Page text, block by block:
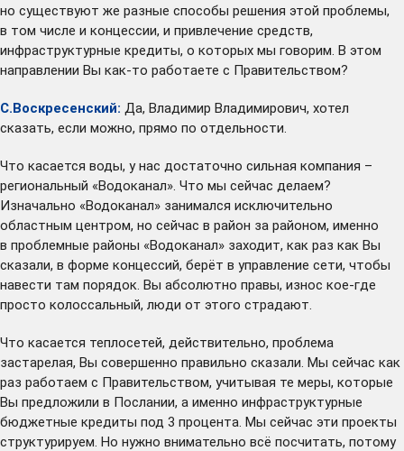
но существуют же разные способы решения этой проблемы,
в том числе и концессии, и привлечение средств,
инфраструктурные кредиты, о которых мы говорим. В этом
направлении Вы как-то работаете с Правительством?
С.Воскресенский: Да, Владимир Владимирович, хотел
сказать, если можно, прямо по отдельности.
Что касается воды, у нас достаточно сильная компания –
региональный «Водоканал». Что мы сейчас делаем?
Изначально «Водоканал» занимался исключительно
областным центром, но сейчас в район за районом, именно
в проблемные районы «Водоканал» заходит, как раз как Вы
сказали, в форме концессий, берёт в управление сети, чтобы
навести там порядок. Вы абсолютно правы, износ кое-где
просто колоссальный, люди от этого страдают.
Что касается теплосетей, действительно, проблема
застарелая, Вы совершенно правильно сказали. Мы сейчас как
раз работаем с Правительством, учитывая те меры, которые
Вы предложили в Послании, а именно инфраструктурные
бюджетные кредиты под 3 процента. Мы сейчас эти проекты
структурируем. Но нужно внимательно всё посчитать, потому